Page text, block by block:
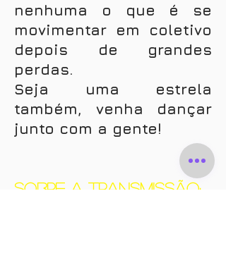
nenhuma o que é se
movimentar em coletivo
depois de grandes
perdas.
Seja uma estrela
também, venha dançar
junto com a gente!
SOBRE A TRANSMISSÃO: